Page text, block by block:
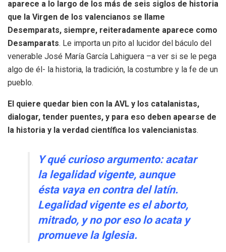
aparece a lo largo de los más de seis siglos de historia
que la Virgen de los valencianos se llame
Desemparats, siempre, reiteradamente aparece como
Desamparats. Le importa un pito al lucidor del báculo del
venerable José María García Lahiguera –a ver si se le pega
algo de él- la historia, la tradición, la costumbre y la fe de un
pueblo.
El quiere quedar bien con la AVL y los catalanistas,
dialogar, tender puentes, y para eso deben apearse de
la historia y la verdad científica los valencianistas.
Y qué curioso argumento: acatar
la legalidad vigente, aunque
ésta vaya en contra del latín.
Legalidad vigente es el aborto,
mitrado, y no por eso lo acata y
promueve la Iglesia.